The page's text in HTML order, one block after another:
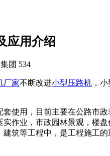
应用介绍
团 534
厂家不断改进小型压路机 ，
使用，目前主要在公路市
作业，市政园林景观，楼
筑等工程中，是工程施工的